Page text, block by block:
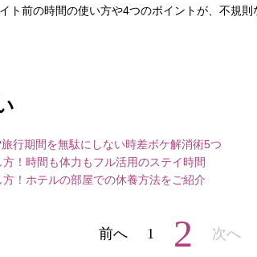
ト前の時間の使い方や4つのポイントが、不規
行期間を無駄にしない時差ボケ解消術5つ
！時間も体力もフル活用のステイ時間
！ホテルの部屋での休養方法をご紹介
前へ 1 2 次へ